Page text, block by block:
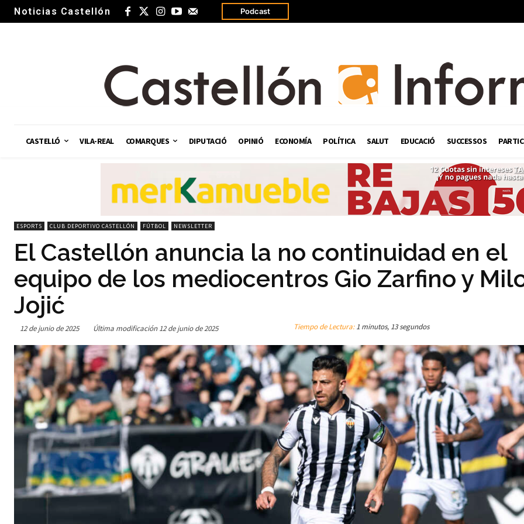
Noticias Castellón Podcast
CASTELLÓ VILA-REAL COMARQUES DIPUTACIÓ OPINIÓ ECONOMÍA POLÍTICA SALUT EDUCACIÓ SUCCESSOS
ESPORTS CLUB DEPORTIVO CASTELLÓN FÚTBOL NEWSLETTER
El Castellón anuncia la no continuidad en el
equipo de los mediocentros Gio Zarfino y
Jojić
12 de junio de 2025 Última modificación 12 de junio de 2025 Tiempo de Lectura:1 minutos, 13 segundos